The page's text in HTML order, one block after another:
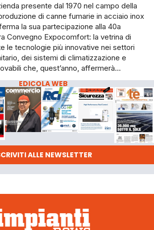
presente dal 1970 nel campo della
di canne fumarie in acciaio inox
la sua partecipazione alla 40a
Convegno Expocomfort: la vetrina di
le tecnologie più innovative nei settori
dei sistemi di climatizzazione e
che, quest’anno, affermerà…
EDICOLA WEB
ALLE NEWSLETTER